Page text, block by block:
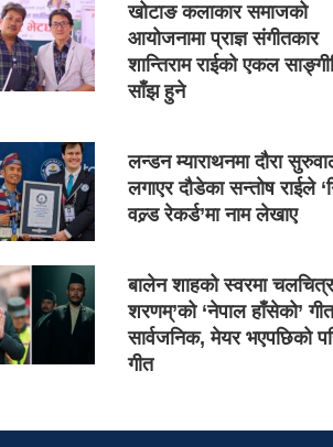
खोटाङ कलाकार समाजको
आयोजनामा प्राज्ञ संगीतकार
शान्तिराम राईको एकल
साँझ हुने
लन्डन म्याराथनमा दौरा
लगाएर दौडेका सन्तोष राईले
वल्र्ड रेकर्ड’मा नाम लेखाए
बालेन शाहको स्वरमा
शरणम्’को ‘नेपाल हाँसेको’ गीत
सार्वजनिक, मेयर भएपछिको
गीत